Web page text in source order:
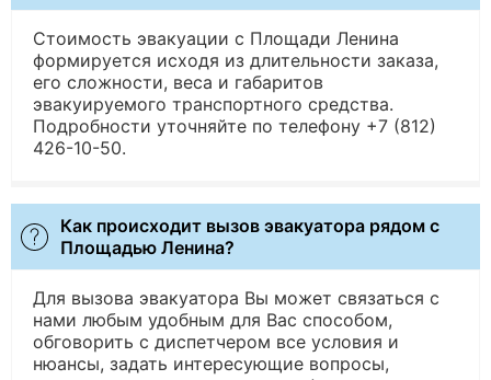
Стоимость эвакуации с Площади Ленина
формируется исходя из длительности заказа,
его сложности, веса и габаритов
эвакуируемого транспортного средства.
Подробности уточняйте по телефону +7 (812)
426-10-50.
Как происходит вызов эвакуатора рядом с
Площадью Ленина?
Для вызова эвакуатора Вы может связаться с
нами любым удобным для Вас способом,
обговорить с диспетчером все условия и
нюансы, задать интересующие вопросы,